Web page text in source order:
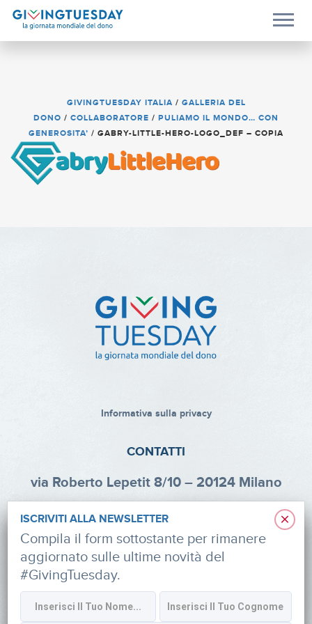
GIVINGTUESDAY ITALIA / GALLERIA DEL
DONO / COLLABORATORE / PULIAMO IL MONDO… CON
GENEROSITA’ / GABRY-LITTLE-HERO-LOGO_DEF – COPIA
Informativa sulla privacy
CONTATTI
via Roberto Lepetit 8/10 – 20124 Milano
Tel: +39 02 47924880
CF: 91374340379
SOCIAL
×
ISCRIVITI ALLA NEWSLETTER
Compila il form sottostante per rimanere
aggiornato sulle ultime novità del
#GivingTuesday.